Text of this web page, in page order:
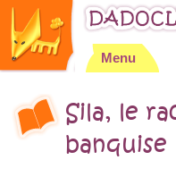
Menu
Sila, le
banquise